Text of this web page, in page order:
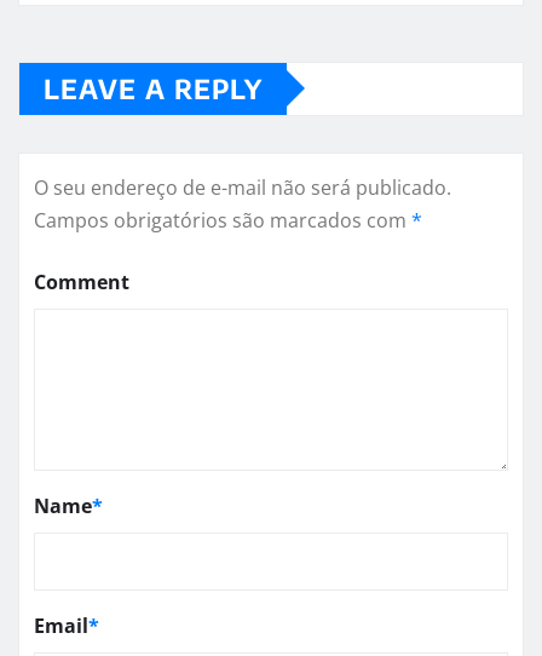
LEAVE A REPLY
O seu endereço de e-mail não será publicado.
Campos obrigatórios são marcados com *
Comment
Name*
Email*